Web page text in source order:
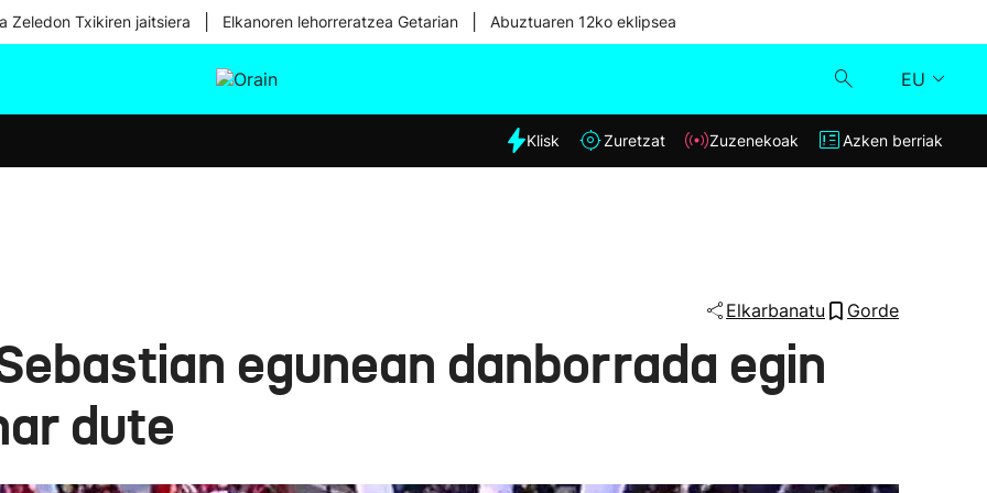
Zeledon Txikiren jaitsiera Elkanoren lehorreratzea Getarian Abuztuaren 12ko eklipsea
EU
Eguraldia
Klisk
Klisk Zuretzat Zuzenekoak Azken berriak
Elkarbanatu Gorde
egunean danborrada egin
dute